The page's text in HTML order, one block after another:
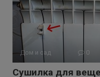
Дом и сад 0
Cушилка для